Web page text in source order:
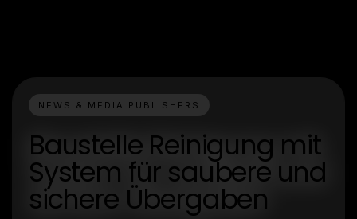
NEWS & MEDIA PUBLISHERS
Baustelle Reinigung mit
System für saubere und
sichere Übergaben